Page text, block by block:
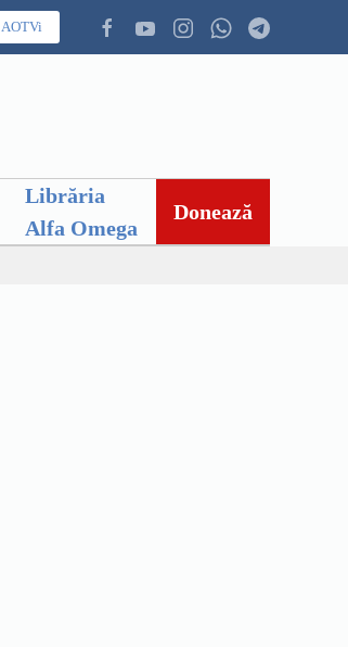
AOTVi
Librăria
Alfa Omega
Donează